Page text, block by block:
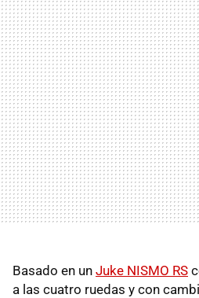
Basado en un Juke NISMO RS
a las cuatro ruedas y con